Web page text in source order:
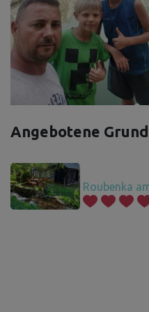
Angebotene
Roubenka